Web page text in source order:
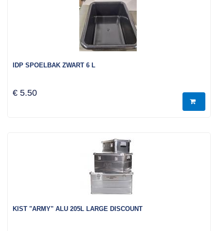
IDP SPOELBAK ZWART 6 L
€ 5.50
KIST "ARMY" ALU 205L LARGE DISCOUNT